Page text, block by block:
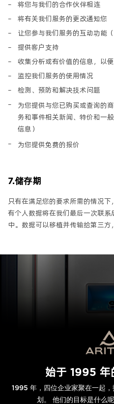
将您与我们的合作伙伴相连
将有关我们服务的更改通知您
让您参与我们服务的互动功能
提供客户支持
收集分析或有价值的信息，以
监控我们服务的使用情况
检测、预防和解决技术问题
为您提供与您已购买或查询的
务和事件相关新闻、特价和一
信息）
为您提供免费的报价
7.储存期
只有在满足您的要求所需的情况
有个人数据将在我们最后一次联系
中。数据可以移植并传输给第三方
始于 1995 年
1995 年，四位企业家聚在一起
划。 他们的目标是什么